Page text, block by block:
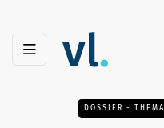
DOSSIER - THEMA